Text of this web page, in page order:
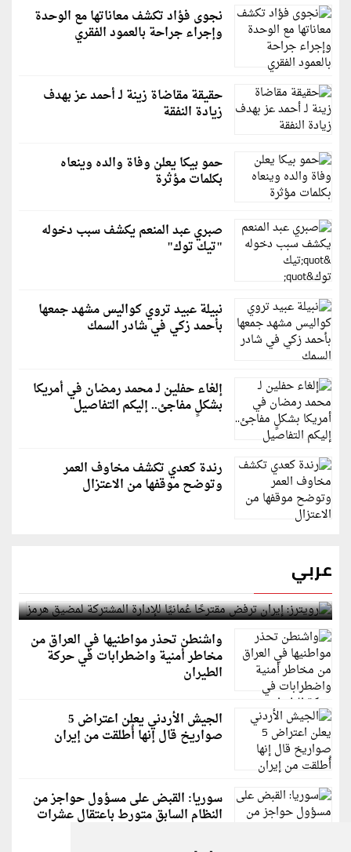
نجوى فؤاد تكشف معاناتها مع الوحدة
وإجراء جراحة بالعمود الفقري
حقيقة مقاضاة زينة لـ أحمد عز بهدف
زيادة النفقة
حمو بيكا يعلن وفاة والده وينعاه
بكلمات مؤثرة
صبري عبد المنعم يكشف سبب دخوله
"تيك توك"
نبيلة عبيد تروي كواليس مشهد جمعها
بأحمد زكي في شادر السمك
إلغاء حفلين لـ محمد رمضان في أمريكا
بشكلٍ مفاجئ.. إليكم التفاصيل
رندة كعدي تكشف مخاوف العمر
وتوضح موقفها من الاعتزال
عربي
رويترز: إيران ترفض مقترحًا عُمانيًا للإدارة المشتركة
لمضيق هرمز
واشنطن تحذر مواطنيها في العراق من
مخاطر أمنية واضطرابات في حركة
الطيران
الجيش الأردني يعلن اعتراض 5
صواريخ قال إنها أُطلقت من إيران
سوريا: القبض على مسؤول حواجز من
النظام السابق متورط باعتقال عشرات